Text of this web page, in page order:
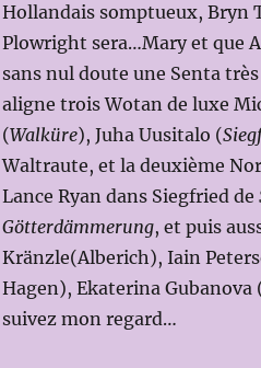
Hollandais somptueux, Bryn
Plowright sera…Mary et que
sans nul doute une Senta
aligne trois Wotan de luxe
(Walküre), Juha Uusitalo (
Waltraute, et la deuxième
Lance Ryan dans Siegfried de
Götterdämmerung, et puis
Kränzle(Alberich), Iain
Hagen), Ekaterina
suivez mon regard…